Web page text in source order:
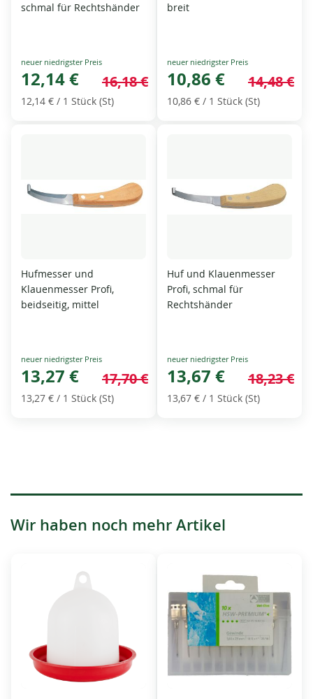
schmal für Rechtshänder
Special
Price
12,14 € 16,18 €
12,14 € / 1 Stück (St)
breit
Special
Price
10,86 € 14,48 €
10,86 € / 1 Stück (St)
Hufmesser und
Klauenmesser Profi,
beidseitig, mittel
Special
Price
13,27 € 17,70 €
13,27 € / 1 Stück (St)
Huf und Klauenmesser
Profi, schmal für
Rechtshänder
Special
Price
13,67 € 18,23 €
13,67 € / 1 Stück (St)
Wir haben noch mehr Artikel